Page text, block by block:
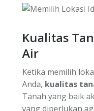
Kualitas
Air
Ketika memilih
Anda, kualitas
Tanah yang baik
yang diperlukan